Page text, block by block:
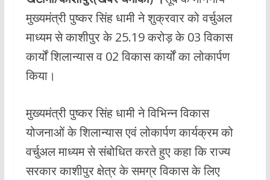
e
b
o
o
k
at
s
A
p
itt
er
ai
l
मुख्यमंत्री पुष्कर सिंह धामी ने शुक्रवार को वर्चुअल
माध्यम से काशीपुर के 25.19 करोड़ के 03 विकास
कार्यों शिलान्यास व 02 विकास कार्यों का लोकार्पण
किया।
मुख्यमंत्री पुष्कर सिंह धामी ने विभिन्न विकास
योजनाओं के शिलान्यास एवं लोकार्पण कार्यक्रम को
वर्चुअल माध्यम से संबोधित करते हुए कहा कि राज्य
सरकार काशीपुर क्षेत्र के समग्र विकास के लिए